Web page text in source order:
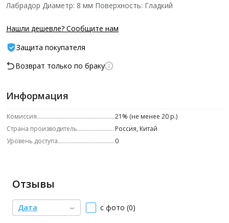
Лабрадор Диаметр: 8 мм Поверхность: Гладкий
Нашли дешевле? Сообщите нам
Защита покупателя
Возврат только по браку
Информация
Комиссия
21% (не менее 20 р.)
Страна производитель
Россия, Китай
Уровень доступа
0
Отзывы
Дата с фото (0)